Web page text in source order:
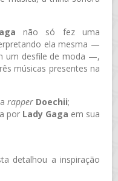
não só fez uma
ela mesma —
um desfile de moda —,
músicas presentes na
rapper Doechii;
por Lady Gaga em sua
detalhou a inspiração